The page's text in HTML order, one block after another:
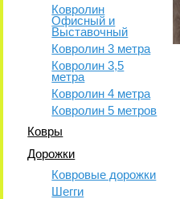
Ковролин
Офисный и
Выставочный
Ковролин 3 метра
Ковролин 3,5
метра
Ковролин 4 метра
Ковролин 5 метров
Ковры
Дорожки
Ковровые дорожки
Шегги